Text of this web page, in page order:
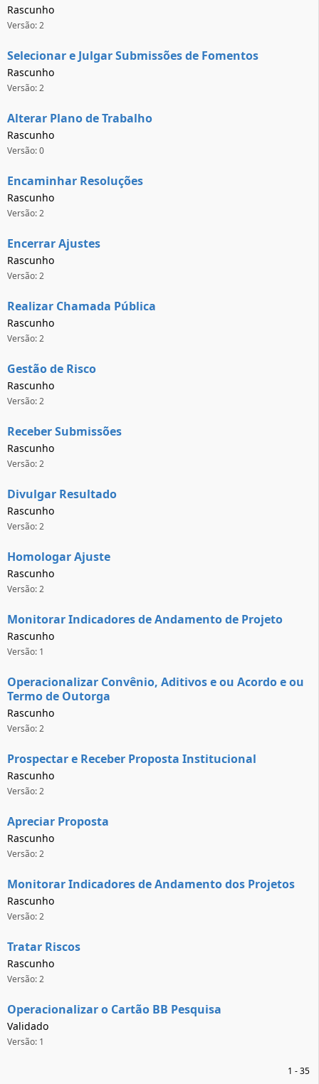
Rascunho
Versão: 2
Selecionar e Julgar Submissões de Fomentos
Rascunho
Versão: 2
Alterar Plano de Trabalho
Rascunho
Versão: 0
Encaminhar Resoluções
Rascunho
Versão: 2
Encerrar Ajustes
Rascunho
Versão: 2
Realizar Chamada Pública
Rascunho
Versão: 2
Gestão de Risco
Rascunho
Versão: 2
Receber Submissões
Rascunho
Versão: 2
Divulgar Resultado
Rascunho
Versão: 2
Homologar Ajuste
Rascunho
Versão: 2
Monitorar Indicadores de Andamento de Projeto
Rascunho
Versão: 1
Operacionalizar Convênio, Aditivos e ou Acordo e ou
Termo de Outorga
Rascunho
Versão: 2
Prospectar e Receber Proposta Institucional
Rascunho
Versão: 2
Apreciar Proposta
Rascunho
Versão: 2
Monitorar Indicadores de Andamento dos Projetos
Rascunho
Versão: 2
Tratar Riscos
Rascunho
Versão: 2
Operacionalizar o Cartão BB Pesquisa
Validado
Versão: 1
1 - 35